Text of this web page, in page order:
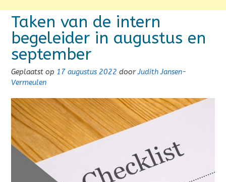
Taken van de intern
begeleider in augustus en
september
Geplaatst op 17 augustus 2022 doorJudith Jansen-
Vermeulen